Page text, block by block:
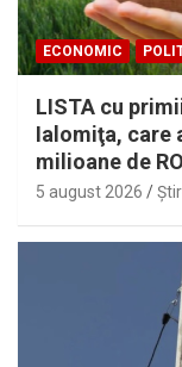
ECONOMIC
LISTA cu
Ialomiţa, care
milioane de
5 august 2026